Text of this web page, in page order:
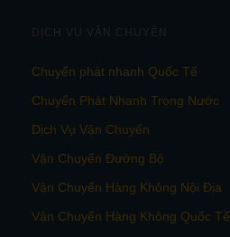
DỊCH VỤ VẬN CHUYỂN
Chuyển phát nhanh Quốc Tế
Chuyển Phát Nhanh Trong Nước
Dịch Vụ Vận Chuyển
Vận Chuyển Đường Bộ
Vận Chuyển Hàng Không Nội Địa
Vận Chuyển Hàng Không Quốc Tế